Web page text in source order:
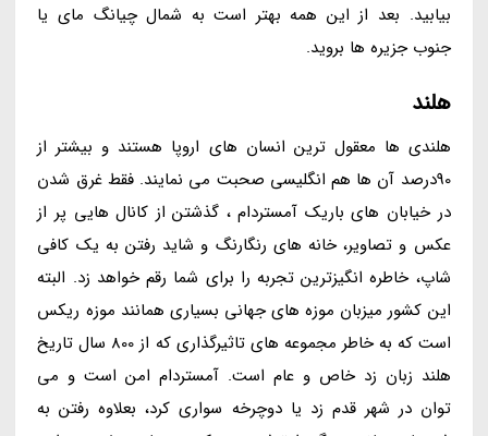
بیابید. بعد از این همه بهتر است به شمال چیانگ مای یا
جنوب جزیره ها بروید.
هلند
هلندی ها معقول ترین انسان های اروپا هستند و بیشتر از
90درصد آن ها هم انگلیسی صحبت می نمایند. فقط غرق شدن
در خیابان های باریک آمستردام ، گذشتن از کانال هایی پر از
عکس و تصاویر، خانه های رنگارنگ و شاید رفتن به یک کافی
شاپ، خاطره انگیزترین تجربه را برای شما رقم خواهد زد. البته
این کشور میزبان موزه های جهانی بسیاری همانند موزه ریکس
است که به خاطر مجموعه های تاثیرگذاری که از 800 سال تاریخ
هلند زبان زد خاص و عام است. آمستردام امن است و می
توان در شهر قدم زد یا دوچرخه سواری کرد، بعلاوه رفتن به